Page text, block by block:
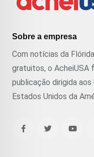
Sobre a empresa
Com notícias da
gratuitos, o AcheiUSA
publicação dirigida
Estados Unidos da